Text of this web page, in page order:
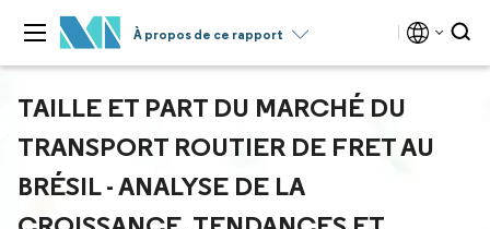
À propos de ce rapport
TAILLE ET PART DU MARCHÉ DU
TRANSPORT ROUTIER DE FRET AU
BRÉSIL - ANALYSE DE LA